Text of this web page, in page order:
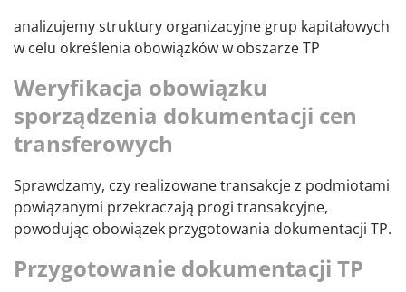
analizujemy struktury organizacyjne grup kapitałowych
w celu określenia obowiązków w obszarze TP
Weryfikacja obowiązku
sporządzenia dokumentacji cen
transferowych
Sprawdzamy, czy realizowane transakcje z podmiotami
powiązanymi przekraczają progi transakcyjne,
powodując obowiązek przygotowania dokumentacji TP.
Przygotowanie dokumentacji TP